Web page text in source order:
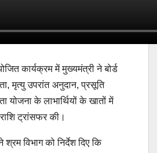
कार्यक्रम में मुख्यमंत्री ने बोर्ड
मृत्यु उपरांत अनुदान, प्रसूति
योजना के लाभार्थियों के खातों में
ट्रांसफर की।
विभाग को निर्देश दिए कि